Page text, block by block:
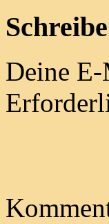
Deine